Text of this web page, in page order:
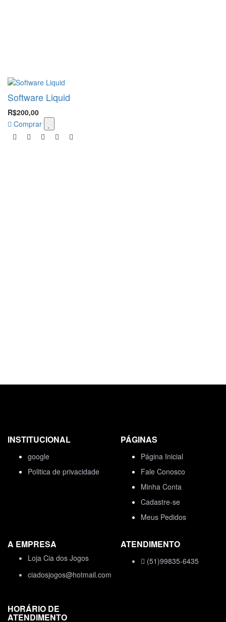
Software Liquid
R$200,00
Comprar
INSTITUCIONAL
google
Politica de privacidade
PÁGINAS
Página Inicial
Fale Conosco
Minha Conta
Cadastre-se
Meus Pedidos
A EMPRESA
Loja Cia dos Jogos
ciadosjogos@hotmail.com
HORÁRIO DE
ATENDIMENTO
ATENDIMENTO
(51)99835-6435